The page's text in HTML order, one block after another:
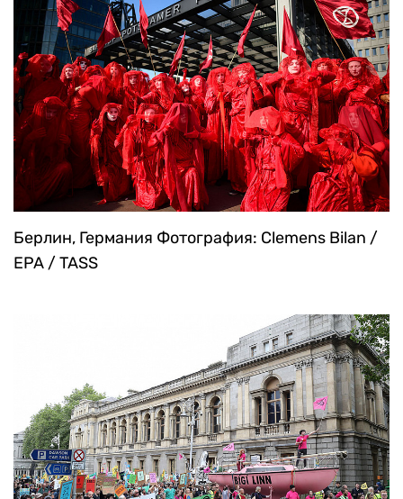
Берлин, Германия Фотография: Clemens Bilan /
EPA / TASS